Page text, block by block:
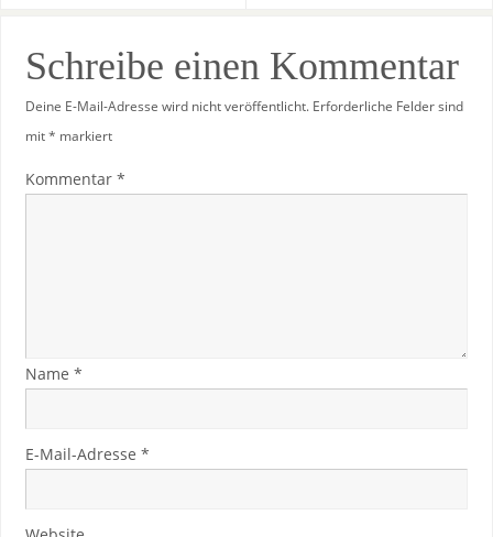
Schreibe einen Kommentar
Deine E-Mail-Adresse wird nicht veröffentlicht. Erforderliche Felder sind
mit* markiert
Kommentar *
Name *
E-Mail-Adresse *